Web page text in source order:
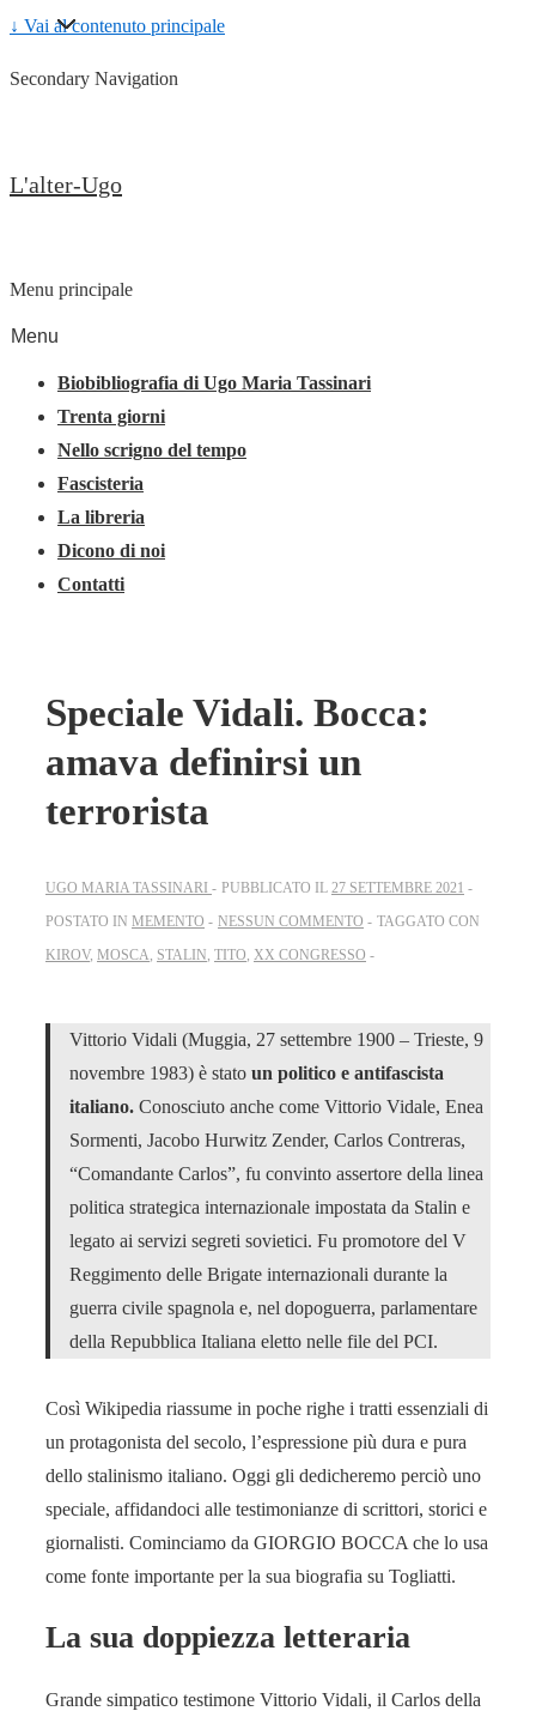
↓ Vai al contenuto principale
Secondary Navigation
L'alter-Ugo
Menu principale
Menu
Biobibliografia di Ugo Maria Tassinari
Trenta giorni
Nello scrigno del tempo
Fascisteria
La libreria
Dicono di noi
Contatti
Speciale Vidali. Bocca:
amava definirsi un
terrorista
UGO MARIA TASSINARI PUBBLICATO IL 27 SETTEMBRE 2021
POSTATO IN MEMENTO NESSUN COMMENTO
TAGGATO CON
KIROV, MOSCA STALIN TITO XX CONGRESSO
Vittorio Vidali (Muggia, 27 settembre 1900 – Trieste, 9
novembre 1983) è stato un politico e antifascista
italiano. Conosciuto anche come Vittorio Vidale, Enea
Sormenti, Jacobo Hurwitz Zender, Carlos Contreras,
“Comandante Carlos”, fu convinto assertore della linea
politica strategica internazionale impostata da Stalin e
legato ai servizi segreti sovietici. Fu promotore del V
Reggimento delle Brigate internazionali durante la
guerra civile spagnola e, nel dopoguerra, parlamentare
della Repubblica Italiana eletto nelle file del PCI.
Così Wikipedia riassume in poche righe i tratti essenziali di
un protagonista del secolo, l’espressione più dura e pura
dello stalinismo italiano. Oggi gli dedicheremo perciò uno
speciale, affidandoci alle testimonianze di scrittori, storici e
giornalisti. Cominciamo da GIORGIO BOCCA che lo usa
come fonte importante per la sua biografia su Togliatti.
La sua doppiezza letteraria
Grande simpatico testimone Vittorio Vidali, il Carlos della